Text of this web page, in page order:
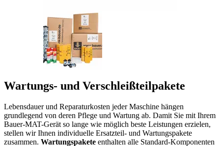
Wartungs- und Verschleißteilpakete
Lebensdauer und Reparaturkosten jeder Maschine hängen
grundlegend von deren Pflege und Wartung ab. Damit Sie mit Ihrem
Bauer-MAT-Gerät so lange wie möglich beste Leistungen erzielen,
stellen wir Ihnen individuelle Ersatzteil- und Wartungspakete
zusammen. Wartungspakete enthalten alle Standard-Komponenten